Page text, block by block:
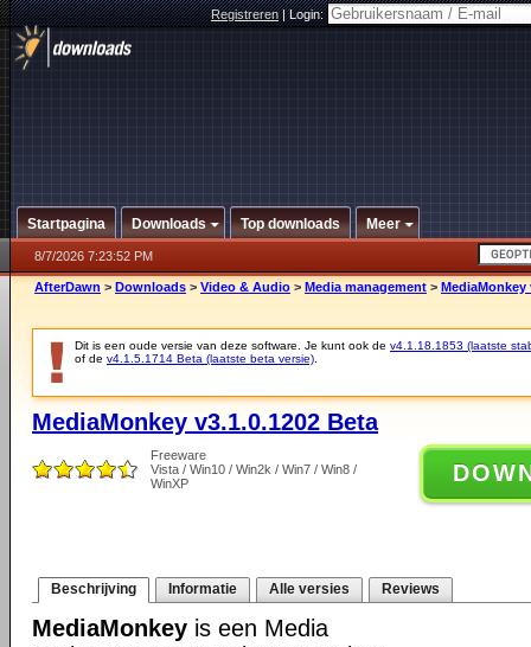
Registreren|Login:
Startpagina Downloads Top downloads Meer
8/7/2026 7:23:52 PM
AfterDawn > Downloads > Video & Audio > Media management > MediaMonkey
Dit is een oude versie van deze software. Je kunt ook de v4.1.18.1853 (laatste
of de v4.1.5.1714 Beta (laatste beta versie)
MediaMonkey v3.1.0.1202 Beta
Freeware
Vista / Win10 / Win2k / Win7 / Win8 /
WinXP
Beschrijving Informatie Alle versies Reviews
MediaMonkey is een Media